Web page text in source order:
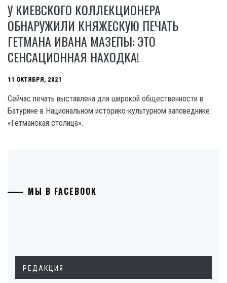
У КИЕВСКОГО КОЛЛЕКЦИОНЕРА
ОБНАРУЖИЛИ КНЯЖЕСКУЮ ПЕЧАТЬ
ГЕТМАНА ИВАНА МАЗЕПЫ: ЭТО
СЕНСАЦИОННАЯ НАХОДКА!
11 ОКТЯБРЯ, 2021
Сейчас печать выставлена для широкой общественности в
Батурине в Национальном историко-культурном заповеднике
«Гетманская столица».
МЫ В FACEBOOK
РЕДАКЦИЯ